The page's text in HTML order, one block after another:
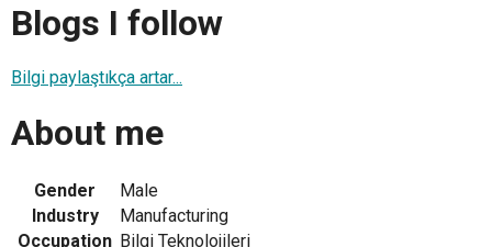
Blogs I follow
Bilgi paylaştıkça artar...
About me
Gender
Male
Industry
Manufacturing
Occupation Bilgi Teknolojileri